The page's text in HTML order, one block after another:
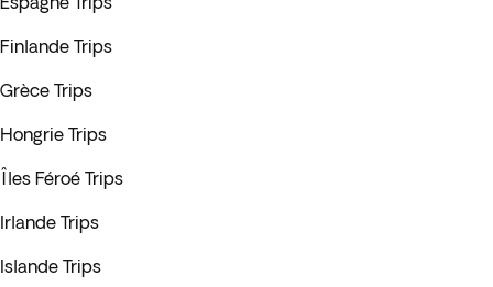
Finlande Trips
Grèce Trips
Hongrie Trips
Îles Féroé Trips
Irlande Trips
Islande Trips